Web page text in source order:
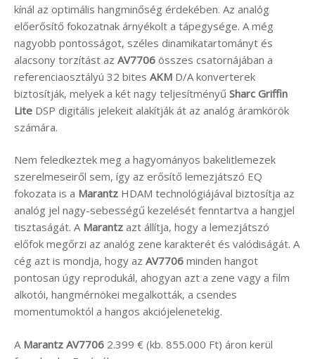
kínál az optimális hangminőség érdekében. Az analóg
előerősítő fokozatnak árnyékolt a tápegysége. A még
nagyobb pontosságot, széles dinamikatartományt és
alacsony torzítást az AV7706 összes csatornájában a
referenciaosztályú 32 bites AKM D/A konverterek
biztosítják, melyek a két nagy teljesítményű Sharc Griffin
Lite DSP digitális jelekeit alakítják át az analóg áramkörök
számára.
Nem feledkeztek meg a hagyományos bakelitlemezek
szerelmeseiről sem, így az erősítő lemezjátszó EQ
fokozata is a Marantz HDAM technológiájával biztosítja az
analóg jel nagy-sebességű kezelését fenntartva a hangjel
tisztaságát. A Marantz azt állítja, hogy a lemezjátszó
előfok megőrzi az analóg zene karakterét és valódiságát. A
cég azt is mondja, hogy az AV7706 minden hangot
pontosan úgy reprodukál, ahogyan azt a zene vagy a film
alkotói, hangmérnökei megalkották, a csendes
momentumoktól a hangos akciójelenetekig.
A Marantz AV7706 2.399 € (kb. 855.000 Ft) áron kerül